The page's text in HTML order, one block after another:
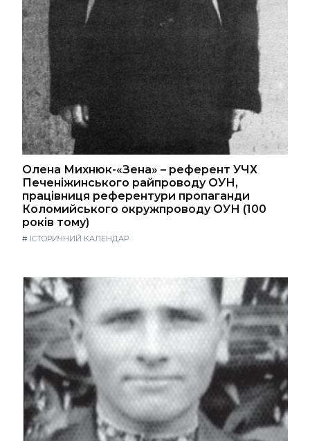
Олена Михнюк-«Зена» – референт УЧХ
Печеніжинського райпроводу ОУН,
працівниця референтури пропаганди
Коломийського окружпроводу ОУН (100
років тому)
# ІСТОРИЧНИЙ КАЛЕНДАР